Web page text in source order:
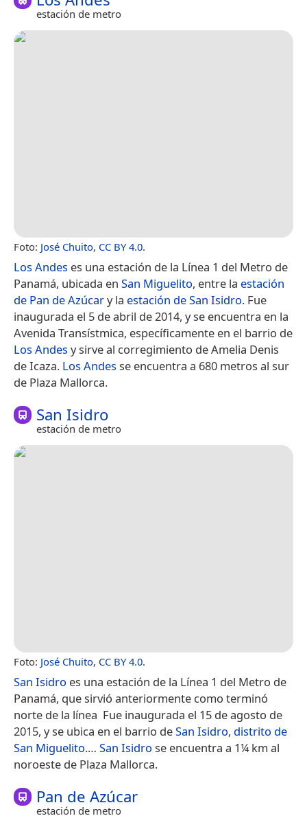
estación de metro
Foto: José Chuito, CC BY 4.0.
Los Andes es una estación de la Línea 1 del Metro de
Panamá,​ ubicada en San Miguelito, entre la estación
de Pan de Azúcary la estación de San Isidro.​ Fue
inaugurada el 5 de abril de 2014,​ y se encuentra en la
Avenida Transístmica, específicamente en el barrio de
Los Andesy sirve al corregimiento de Amelia Denis
de Icaza. Los Andesse encuentra a 680 metros al sur
de Plaza Mallorca.
San Isidro
estación de metro
Foto: José Chuito, CC BY 4.0.
San Isidro es una estación de la Línea 1 del Metro de
Panamá,​ que sirvió anteriormente como terminó
norte de la línea ​ Fue inaugurada el 15 de agosto de
2015, y se ubica en el barrio deSan Isidro, distrito de
San Miguelito.​… San Isidro se encuentra a 1¼ km al
noroeste de Plaza Mallorca.
Pan de Azúcar
estación de metro